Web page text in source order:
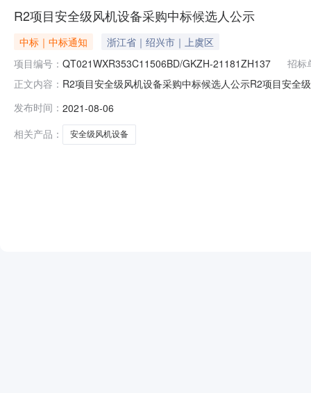
R2项目安全级风机设备采购中标候选人公示
中标｜中标通知
浙江省｜绍兴市｜上虞区
项目编号： QT021WXR353C11506BD/GKZH-21181ZH137
招标
正文内容： R2项目安全级风机设备采购中标候选人公示R2项目安
8,170,000.00元。2、中标候选人响应招标文件要求的资
发布时间： 2021-08-06
相关产品：
安全级风机设备